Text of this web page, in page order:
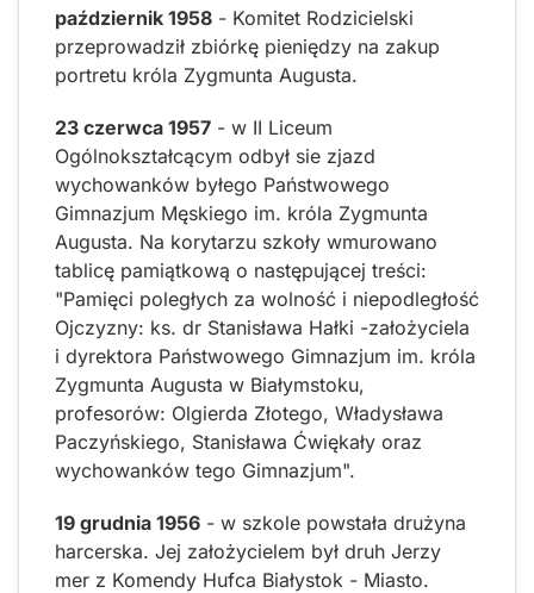
październik 1958 - Komitet Rodzicielski
przeprowadził zbiórkę pieniędzy na zakup
portretu króla Zygmunta Augusta.
23 czerwca 1957 - w II Liceum
Ogólnokształcącym odbył sie zjazd
wychowanków byłego Państwowego
Gimnazjum Męskiego im. króla Zygmunta
Augusta. Na korytarzu szkoły wmurowano
tablicę pamiątkową o następującej treści:
"Pamięci poległych za wolność i niepodległość
Ojczyzny: ks. dr Stanisława Hałki -założyciela
i dyrektora Państwowego Gimnazjum im. króla
Zygmunta Augusta w Białymstoku,
profesorów: Olgierda Złotego, Władysława
Paczyńskiego, Stanisława Ćwiękały oraz
wychowanków tego Gimnazjum".
19 grudnia 1956 - w szkole powstała drużyna
harcerska. Jej założycielem był druh Jerzy
mer z Komendy Hufca Białystok - Miasto.